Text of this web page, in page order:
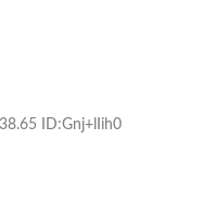
ID:Gnj+lIih0